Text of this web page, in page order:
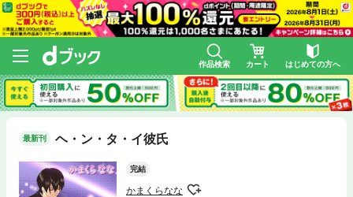
作品検索 カート はじめての方へ
最新刊 ヘ・ン・タ・イ彼氏
完結
かまくらなな